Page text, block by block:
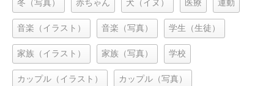
冬（写真） 赤ちゃん 犬（イヌ） 医療 運動
音楽（イラスト） 音楽（写真） 学生（生徒）
家族（イラスト） 家族（写真） 学校
カップル（イラスト） カップル（写真）